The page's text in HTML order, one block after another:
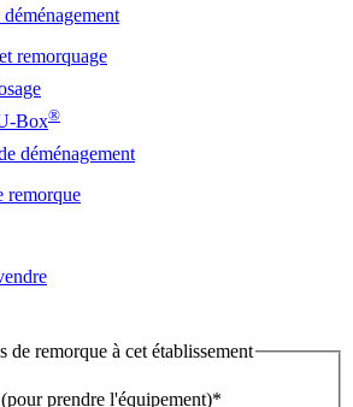
remorquage
Box®
déménagement
remorque
de remorque à cet établissement
prendre l'équipement)*